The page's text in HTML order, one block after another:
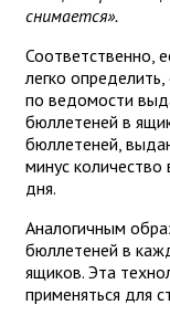
снимается».
Соответственно,
легко
по ведомости
бюллетеней в
бюллетеней,
минус
дня.
Аналогичным
бюллетеней в
ящиков. Эта
применяться для